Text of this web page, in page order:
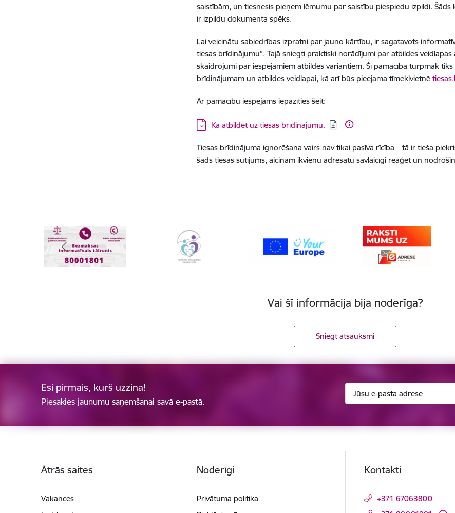
saistībām, un tiesnesis pieņem lēmumu par saistību piespiedu izpildi.
ir izpildu dokumenta spēks.
Lai veicinātu sabiedrības izpratni par jauno kārtību, ir sagatavots
tiesas brīdinājumu”. Tajā sniegti praktiski norādījumi par atbildes
skaidrojumi par iespējamiem atbildes variantiem. Šī pamācība turpmāk
brīdinājumam un atbildes veidlapai, kā arī būs pieejama tīmekļvietnē
Ar pamācību iespējams iepazīties šeit:
Lejupielādēt:
Kā atbildēt uz tiesas brīdinājumu.
Tiesas brīdinājuma ignorēšana vairs nav tikai pasīva rīcība – tā ir tieša
šāds tiesas sūtījums, aicinām ikvienu adresātu savlaicīgi reaģēt un
Vai šī informācija bija noderīga?
Sniegt atsauksmi
Esi pirmais, kurš uzzina!
Piesakies jaunumu saņemšanai savā e-pastā.
Ātrās saites
Vakances
Noderīgi
Privātuma politika
Kontakti
+371 67063800